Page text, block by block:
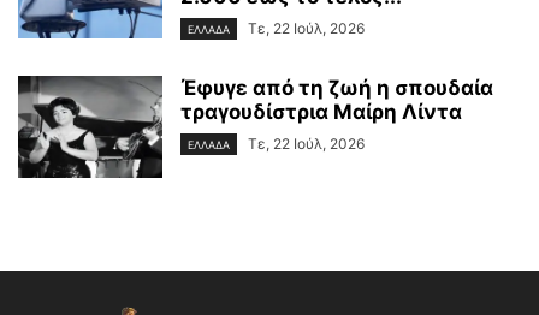
ΕΛΛΑΔΑ Τε, 22 Ιούλ, 2026
Έφυγε από τη ζωή η σπουδαία
τραγουδίστρια Μαίρη Λίντα
ΕΛΛΑΔΑ Τε, 22 Ιούλ, 2026